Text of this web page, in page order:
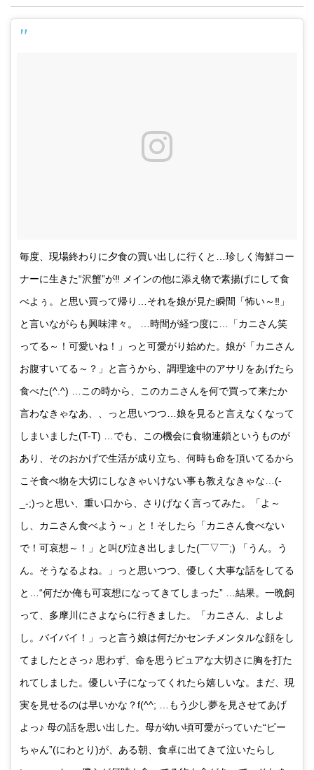
毎度、現場終わりに夕食の買い出しに行くと…珍しく海鮮コー
ナーに生きた“沢蟹”が‼ メインの他に添え物で素揚げにして食
べよぅ。と思い買って帰り…それを娘が見た瞬間「怖い～‼」
と言いながらも興味津々。 …時間が経つ度に…「カニさん笑
ってる～！可愛いね！」っと可愛がり始めた。娘が「カニさん
お腹すいてる～？」と言うから、調理途中のアサリをあげたら
食べた(^.^) …この時から、このカニさんを何で買って来たか
言わなきゃなあ、、っと思いつつ…娘を見ると言えなくなって
しまいました(T-T) …でも、この機会に食物連鎖というものが
あり、そのおかげで生活が成り立ち、何時も命を頂いてるから
こそ食べ物を大切にしなきゃいけない事も教えなきゃな…(-
_-;)っと思い、重い口から、さりげなく言ってみた。「よ～
し、カニさん食べよう～」と！そしたら「カニさん食べない
で！可哀想～！」と叫び泣き出しました(￣▽￣;) 「うん。う
ん。そうなるよね。」っと思いつつ、優しく大事な話をしてる
と…“何だか俺も可哀想になってきてしまった” …結果。一晩飼
って、多摩川にさよならに行きました。「カニさん、よしよ
し。バイバイ！」っと言う娘は何だかセンチメンタルな顔をし
てましたとさっ♪ 思わず、命を思うピュアな大切さに胸を打た
れてしました。優しい子になってくれたら嬉しいな。まだ、現
実を見せるのは早いかな？f(^^; …もう少し夢を見させてあげ
よっ♪ 母の話を思い出した。母が幼い頃可愛がっていた“ピー
ちゃん”(にわとり)が、ある朝、食卓に出てきて泣いたらし